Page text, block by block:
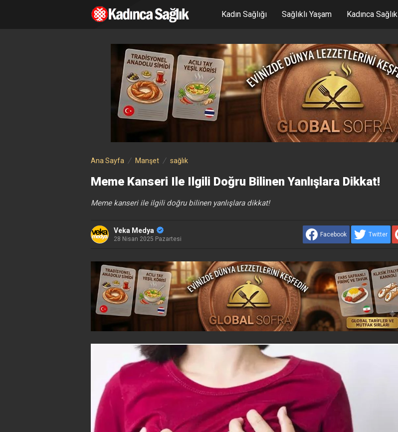
Kadın Sağlığı Sağlıklı Yaşam Kadınca Sağlık
Ana Sayfa Manşet sağlık
Meme Kanseri Ile Ilgili Doğru Bilinen Yanlışlara Dikkat!
Meme kanseri ile ilgili doğru bilinen yanlışlara dikkat!
Veka Medya
28 Nisan 2025 Pazartesi
Facebook Twitter